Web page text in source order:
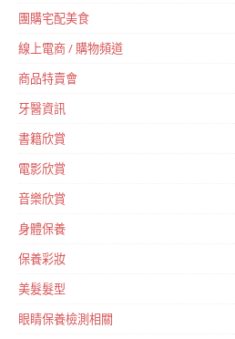
團購宅配美食
線上電商 / 購物頻道
商品特賣會
牙醫資訊
書籍欣賞
電影欣賞
音樂欣賞
身體保養
保養彩妝
美髮髮型
眼睛保養檢測相關